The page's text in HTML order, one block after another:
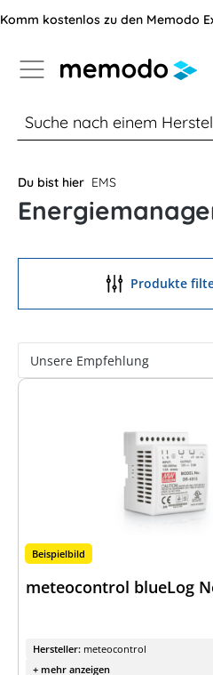
der B2B-Plattform
Komm kostenlos zu den Memodo
% Sale Module
Du bist hier EMS
Produkte
Beispielbild
meteocontrol blueLog
Hersteller: meteocontrol
+ mehr anzeigen